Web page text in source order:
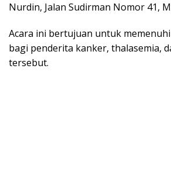
Nurdin, Jalan Sudirman Nomor 41,
Acara ini bertujuan untuk
bagi penderita kanker, thalasemia,
tersebut.